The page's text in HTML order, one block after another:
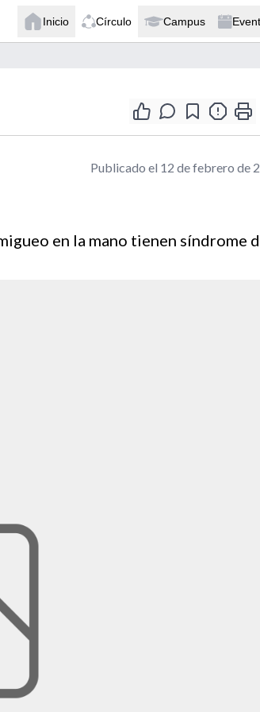
Inicio Círculo Campus
Publicado el 12 de febrero de
en la mano tienen síndrome